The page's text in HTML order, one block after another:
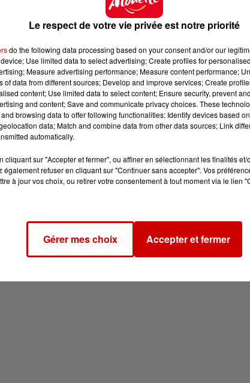
l'immigration . C'est-à-dire que le
d'après les prévisions de l'Insee, ce flux
par famille jusqu'en 2037
d'habitants.
moyenne,1,56 enfant.À partir de 2028,la
de 65 ansdevraient être deux fois plus
de la populationcontre 22% à l'heure actuelle.
en 2070
Le respect de votre vie privée est notre priorité
do the following data processing based on your consent and/or our
Use limited data to select advertising; Create profiles for
Measure advertising performance; Measure content performance;
of data from different sources; Develop and improve services; Create
content; Use limited data to select content; Ensure security, prevent
and content; Save and communicate privacy choices. These
browsing data to offer following functionalities: Identify devices based
data; Match and combine data from other data sources; Link
automatically.
cliquant sur "Accepter et fermer", ou affiner en sélectionnant les finalités
également refuser en cliquant sur "Continuer sans accepter". Vos
à jour vos choix, ou retirer votre consentement à tout moment via le lien
Gérer mes choix Accepter et fermer